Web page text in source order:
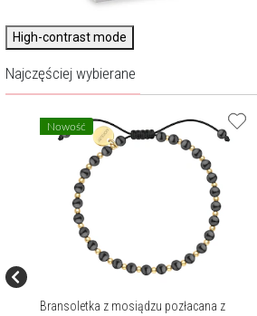
High-contrast mode
Najczęściej wybierane
Nowość
Bransoletka z mosiądzu pozłacana z